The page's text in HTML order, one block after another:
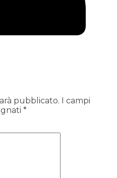
pubblicato. I campi
*